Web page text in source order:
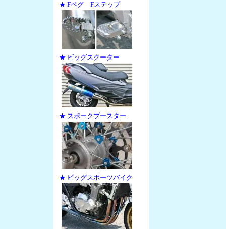
★ Fペグ Fステップ
★ ビッグスクーター
★ スポークブースター
★ ビッグスポーツバイク